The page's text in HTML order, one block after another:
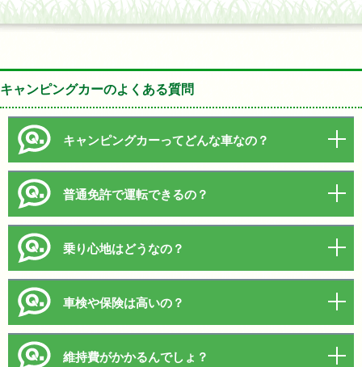
キャンピングカーのよくある質問
キャンピングカーってどんな車なの？
普通免許で運転できるの？
乗り心地はどうなの？
車検や保険は高いの？
維持費がかかるんでしょ？